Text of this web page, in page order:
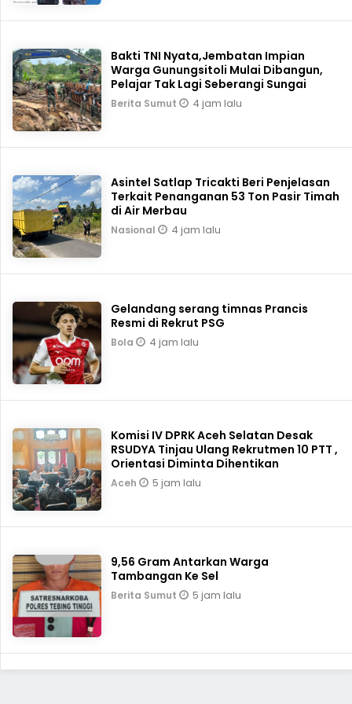
Bakti TNI Nyata,Jembatan Impian
Warga Gunungsitoli Mulai Dibangun,
Pelajar Tak Lagi Seberangi Sungai
Berita Sumut 4 jam lalu
Asintel Satlap Tricakti Beri Penjelasan
Terkait Penanganan 53 Ton Pasir Timah
di Air Merbau
Nasional 4 jam lalu
Gelandang serang timnas Prancis
Resmi di Rekrut PSG
Bola 4 jam lalu
Komisi IV DPRK Aceh Selatan Desak
RSUDYA Tinjau Ulang Rekrutmen 10 PTT ,
Orientasi Diminta Dihentikan
Aceh 5 jam lalu
9,56 Gram Antarkan Warga
Tambangan Ke Sel
Berita Sumut 5 jam lalu